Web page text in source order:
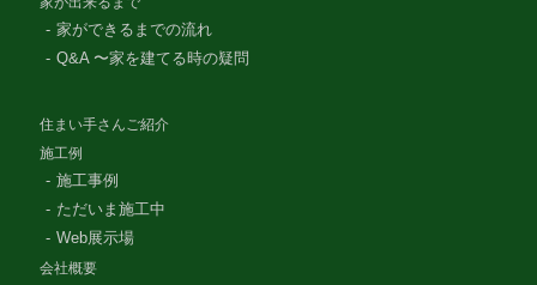
家ができるまでの流れ
Q&A 〜家を建てる時の疑問
住まい手さんご紹介
施工例
施工事例
ただいま施工中
Web展示場
会社概要